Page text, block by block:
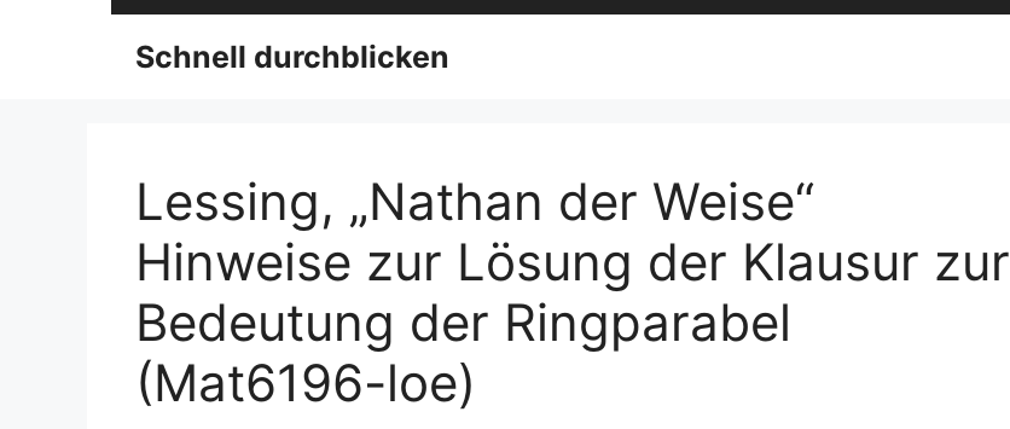
Schnell durchblicken
Lessing, „Nathan der Weise“
Hinweise zur Lösung der Klausur zur
Bedeutung der Ringparabel
(Mat6196-loe)